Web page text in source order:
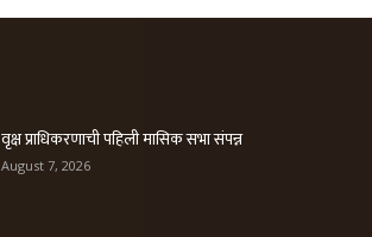
वृक्ष प्राधिकरणाची पहिली मासिक सभा संपन्न
August 7, 2026